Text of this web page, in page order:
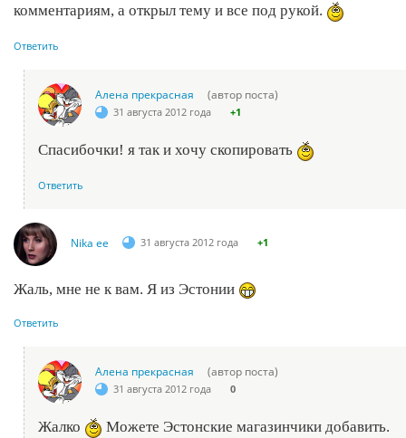
комментариям, а открыл тему и все под рукой.
Ответить
Алена прекрасная (автор поста)
31 августа 2012 года +1
Спасибочки! я так и хочу скопировать
Ответить
Nika ee 31 августа 2012 года +1
Жаль, мне не к вам. Я из Эстонии
Ответить
Алена прекрасная (автор поста)
31 августа 2012 года 0
Жалко
Можете Эстонские магазинчики добавить.